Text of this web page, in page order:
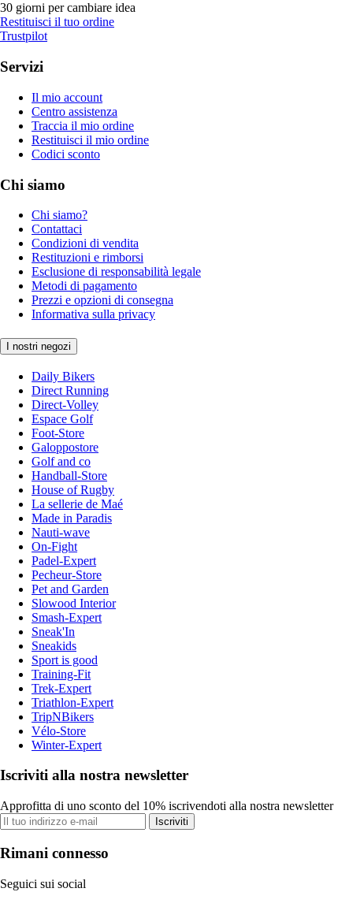
30 giorni per cambiare idea
Restituisci il tuo ordine
Trustpilot
Servizi
Il mio account
Centro assistenza
Traccia il mio ordine
Restituisci il mio ordine
Codici sconto
Chi siamo
Chi siamo?
Contattaci
Condizioni di vendita
Restituzioni e rimborsi
Esclusione di responsabilità legale
Metodi di pagamento
Prezzi e opzioni di consegna
Informativa sulla privacy
I nostri negozi
Daily Bikers
Direct Running
Direct-Volley
Espace Golf
Foot-Store
Galoppostore
Golf and co
Handball-Store
House of Rugby
La sellerie de Maé
Made in Paradis
Nauti-wave
On-Fight
Padel-Expert
Pecheur-Store
Pet and Garden
Slowood Interior
Smash-Expert
Sneak'In
Sneakids
Sport is good
Training-Fit
Trek-Expert
Triathlon-Expert
TripNBikers
Vélo-Store
Winter-Expert
Iscriviti alla nostra newsletter
Approfitta di uno sconto del 10% iscrivendoti alla nostra newsletter
Iscriviti
Rimani connesso
Seguici sui social